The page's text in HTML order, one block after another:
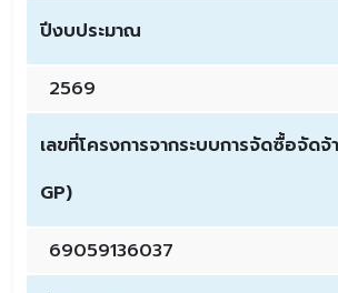
ปีงบประมาณ
2569
เลขที่โครงการจากระบบการจัดซื้อจัด
GP)
69059136037